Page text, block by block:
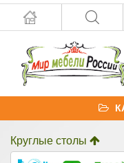
Круглые столы